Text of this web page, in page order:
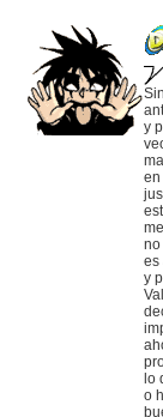
y
en
no
es
y
lo
o